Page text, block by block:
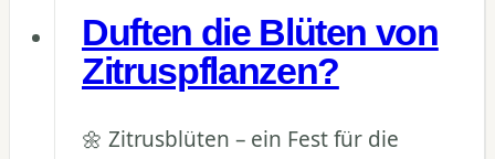
Duften die Blüten von
Zitruspflanzen?
🌼 Zitrusblüten – ein Fest für die